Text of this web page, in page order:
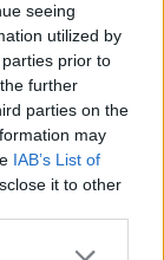
seeing
utilized by
prior to
further
parties on the
may
IAB’s List of
it to other